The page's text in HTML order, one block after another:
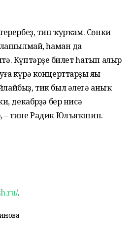
тип ҡурҡам. Сөнки
һаман да
Күптәрҙең билет һатып алыр
күрә концерттарҙы яңы
тик был әлегә аныҡ
декабрҙә бер нисә
– тине Радик Юлъяҡшин.
.